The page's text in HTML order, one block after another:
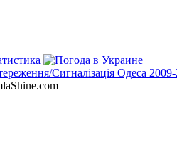
Сигналізація Одеса